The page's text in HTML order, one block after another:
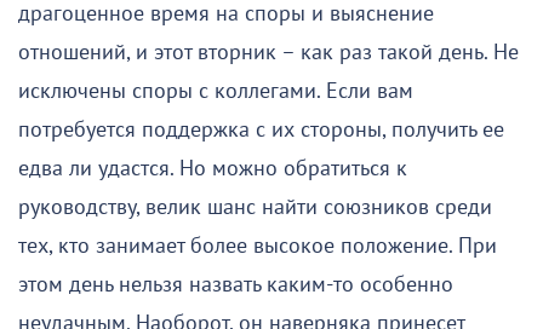
драгоценное время на споры и выяснение
отношений, и этот вторник – как раз такой день. Не
исключены споры с коллегами. Если вам
потребуется поддержка с их стороны, получить ее
едва ли удастся. Но можно обратиться к
руководству, велик шанс найти союзников среди
тех, кто занимает более высокое положение. При
этом день нельзя назвать каким-то особенно
неудачным. Наоборот, он наверняка принесет